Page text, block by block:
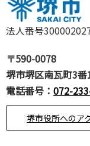
法人番号
〒590-0078
堺市堺区南瓦町3番
電話番号： 072-
堺市役所へのア